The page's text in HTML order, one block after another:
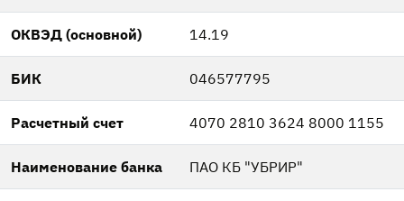
ОКВЭД (основной) 14.19
БИК 046577795
Расчетный счет 4070 2810 3624 8000 1155
Наименование банка ПАО КБ "УБРИР"